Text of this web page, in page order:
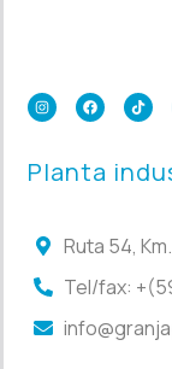
Planta
Ruta 54,
Tel/fax: